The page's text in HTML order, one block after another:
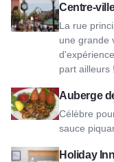
Centre-
La rue
une grande
part ailleurs
Vue sur le centre-
Auberge
Célèbre
sauce
Voir Gale Street Inn
Holiday
Voir Holiday Inn